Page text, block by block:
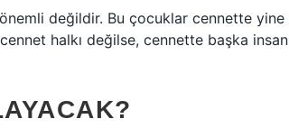
değildir. Bu çocuklar cennette yine
halkı değilse, cennette başka